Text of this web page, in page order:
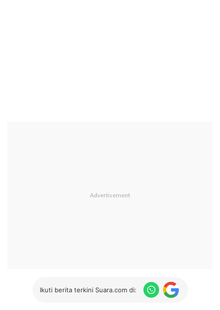
Ikuti berita terkini Suara.com di: